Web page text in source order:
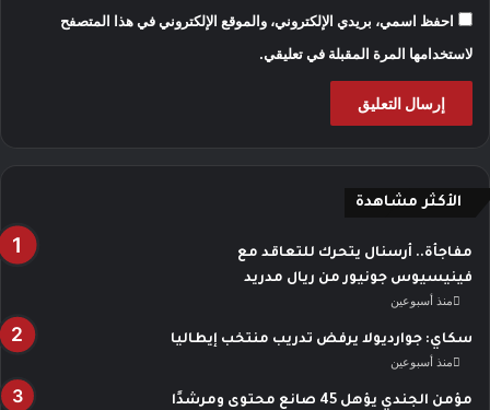
احفظ اسمي، بريدي الإلكتروني، والموقع الإلكتروني في هذا المتصفح
لاستخدامها المرة المقبلة في تعليقي.
الأكثر مشاهدة
مفاجأة.. أرسنال يتحرك للتعاقد مع
فينيسيوس جونيور من ريال مدريد
منذ أسبوعين
سكاي: جوارديولا يرفض تدريب منتخب إيطاليا
منذ أسبوعين
مؤمن الجندي يؤهل 45 صانع محتوى ومرشدًا